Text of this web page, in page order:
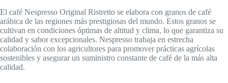
El café Nespresso Original Ristretto se elabora con granos de café
arábica de las regiones más prestigiosas del mundo. Estos granos se
cultivan en condiciones óptimas de altitud y clima, lo que garantiza su
calidad y sabor excepcionales. Nespresso trabaja en estrecha
colaboración con los agricultores para promover prácticas agrícolas
sostenibles y asegurar un suministro constante de café de la más alta
calidad.